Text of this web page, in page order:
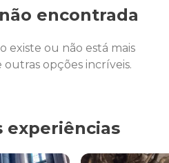
encontrada
existe ou não está mais
opções incríveis.
experiências